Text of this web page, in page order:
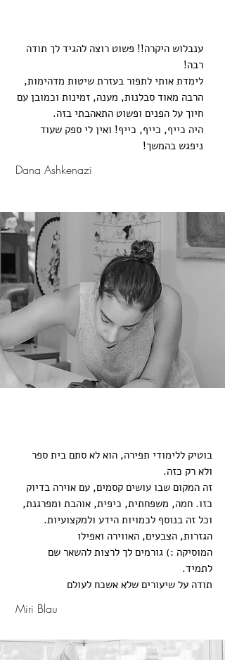
ענבלוש היקרה!! פשוט רוצה להגיד לך תודה
רבה!
לימדת אותי לתפור בעזרת שיטות מדהימות,
הרבה מאוד סבלנות, מענה, זמינות וכמובן עם
חיוך על הפנים ופשוט התאהבתי בזה.
היה כייף, כייף, כייף! ואין לי ספק שעוד
ניפגש בהמשך!
Dana Ashkenazi
בוטיק ללימודי תפירה, הוא לא סתם בית ספר
ולא רק כזה.
זה המקום שבו עושים קסמים, עם אוירה בדיוק
כזו. חמה, משפחתית, כיפית, אוהבת ומפרגנת,
וכל זה בנוסף לכמויות הידע ולמקצועיות.
הגזרות, הצבעים, האווירה ואפילו
המוסיקה :) גורמים לך לרצות להשאר שם
לתמיד.
תודה על שיעורים שלא אשכח לעולם
Miri Blau